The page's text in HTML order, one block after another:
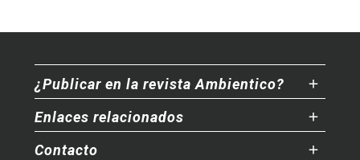
¿Publicar en la revista Ambientico?
Enlaces relacionados
Contacto